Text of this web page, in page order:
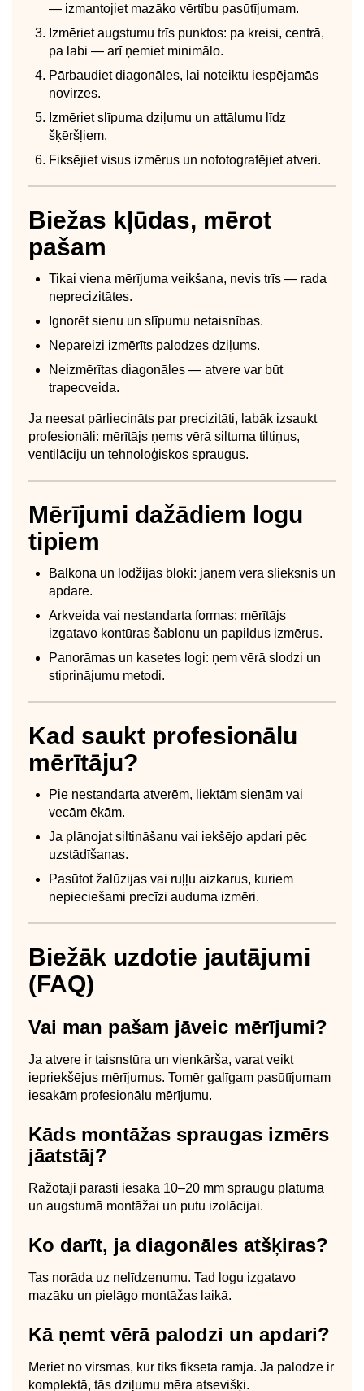
— izmantojiet mazāko vērtību pasūtījumam.
Izmēriet augstumu trīs punktos: pa kreisi, centrā,
pa labi — arī ņemiet minimālo.
Pārbaudiet diagonāles, lai noteiktu iespējamās
novirzes.
Izmēriet slīpuma dziļumu un attālumu līdz
šķēršļiem.
Fiksējiet visus izmērus un nofotografējiet atveri.
Biežas kļūdas, mērot
pašam
Tikai viena mērījuma veikšana, nevis trīs — rada
neprecizitātes.
Ignorēt sienu un slīpumu netaisnības.
Nepareizi izmērīts palodzes dziļums.
Neizmērītas diagonāles — atvere var būt
trapecveida.
Ja neesat pārliecināts par precizitāti, labāk izsaukt
profesionāli: mērītājs ņems vērā siltuma tiltiņus,
ventilāciju un tehnoloģiskos spraugus.
Mērījumi dažādiem logu
tipiem
Balkona un lodžijas bloki: jāņem vērā slieksnis un
apdare.
Arkveida vai nestandarta formas: mērītājs
izgatavo kontūras šablonu un papildus izmērus.
Panorāmas un kasetes logi: ņem vērā slodzi un
stiprinājumu metodi.
Kad saukt profesionālu
mērītāju?
Pie nestandarta atverēm, liektām sienām vai
vecām ēkām.
Ja plānojat siltināšanu vai iekšējo apdari pēc
uzstādīšanas.
Pasūtot žalūzijas vai ruļļu aizkarus, kuriem
nepieciešami precīzi auduma izmēri.
Biežāk uzdotie jautājumi
(FAQ)
Vai man pašam jāveic mērījumi?
Ja atvere ir taisnstūra un vienkārša, varat veikt
iepriekšējus mērījumus. Tomēr galīgam pasūtījumam
iesakām profesionālu mērījumu.
Kāds montāžas spraugas izmērs
jāatstāj?
Ražotāji parasti iesaka 10–20 mm spraugu platumā
un augstumā montāžai un putu izolācijai.
Ko darīt, ja diagonāles atšķiras?
Tas norāda uz nelīdzenumu. Tad logu izgatavo
mazāku un pielāgo montāžas laikā.
Kā ņemt vērā palodzi un apdari?
Mēriet no virsmas, kur tiks fiksēta rāmja. Ja palodze ir
komplektā, tās dziļumu mēra atsevišķi.